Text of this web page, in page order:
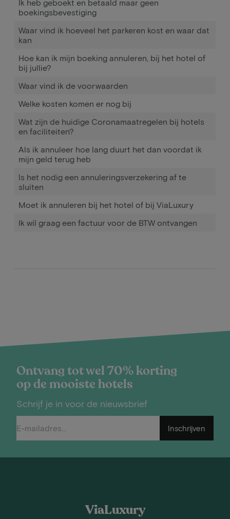
Ik heb geboekt en betaald maar geen
boekingsbevestiging
Waar vind ik hoeveel het parkeren kost en waar dat
kan
Hoe kan ik mijn boeking annuleren, bij het hotel of
bij jullie?
Waar vind ik de voorwaarden
Welke kosten komen er nog bij
Wat zijn de huidige Coronamaatregelen bij hotels
en faciliteiten?
Als ik annuleer hoe lang duurt het dan voordat ik
mijn geld terug heb
Is het nodig een annuleringsverzekering af te
sluiten
Moet ik annuleren bij het hotel of bij ViaLuxury
Ik wil graag een factuur voor de BTW ontvangen
Ontvang tot wel 70% korting
op de mooiste hotels
Schrijf je in voor de nieuwsbrief
Inschrijven
ViaLuxury